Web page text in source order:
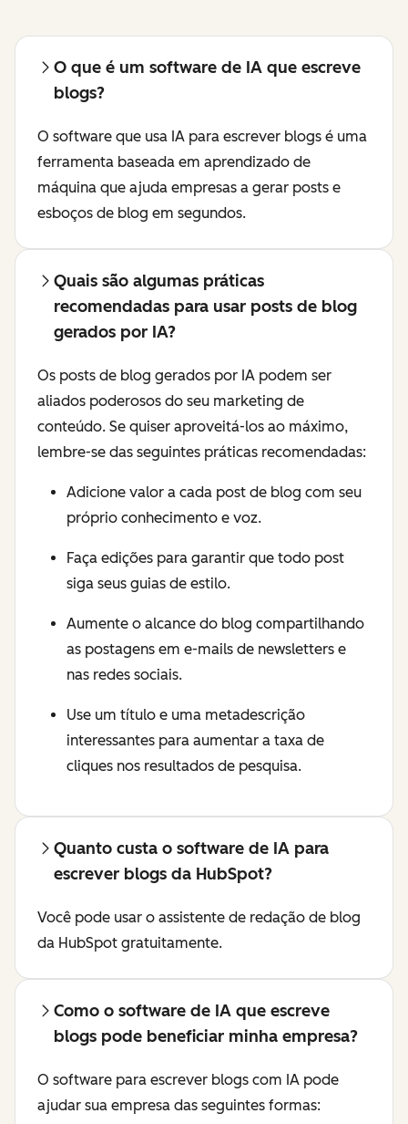
O que é um software de IA que escreve
blogs?
O software que usa IA para escrever blogs é uma
ferramenta baseada em aprendizado de
máquina que ajuda empresas a gerar posts e
esboços de blog em segundos.
Quais são algumas práticas
recomendadas para usar posts de blog
gerados por IA?
Os posts de blog gerados por IA podem ser
aliados poderosos do seu marketing de
conteúdo. Se quiser aproveitá-los ao máximo,
lembre-se das seguintes práticas recomendadas:
Adicione valor a cada post de blog com seu
próprio conhecimento e voz.
Faça edições para garantir que todo post
siga seus guias de estilo.
Aumente o alcance do blog compartilhando
as postagens em e-mails de newsletters e
nas redes sociais.
Use um título e uma metadescrição
interessantes para aumentar a taxa de
cliques nos resultados de pesquisa.
Quanto custa o software de IA para
escrever blogs da HubSpot?
Você pode usar o assistente de redação de blog
da HubSpot gratuitamente.
Como o software de IA que escreve
blogs pode beneficiar minha empresa?
O software para escrever blogs com IA pode
ajudar sua empresa das seguintes formas: